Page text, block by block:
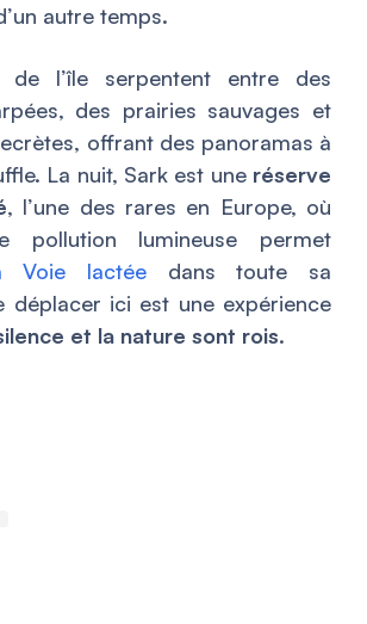
autre temps.
de l’île serpentent entre des
des prairies sauvages et
offrant des panoramas à
La nuit, Sark est uneréserve
, l’une des rares en Europe, où
pollution lumineuse permet
Voie lactée dans toute sa
déplacer ici est une expérience
et la nature sont rois.